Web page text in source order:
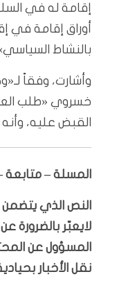
إقامة له في
أوراق إقامة في
بالنشاط
وأشارت، وفقاً
خسروي «طلب
القبض عليه،
المسلة – متابعة
النص الذي يتضمن
لايعبّر بالضرورة
المسؤول عن
نقل الأخبار